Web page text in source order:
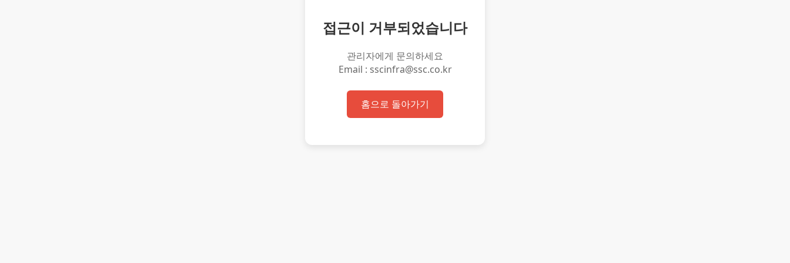
접근이 거부되었습니다
관리자에게 문의하세요
Email : sscinfra@ssc.co.kr
홈으로 돌아가기